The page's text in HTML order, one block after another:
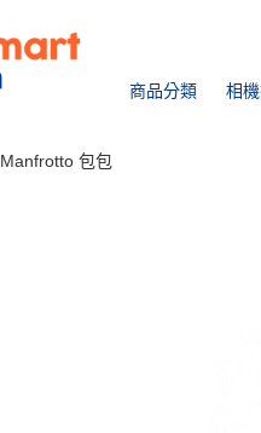
商品分類 相
Manfrotto 包包